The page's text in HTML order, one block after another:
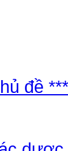
đề ***